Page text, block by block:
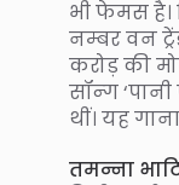
भी फेमस है।
नम्बर वन
करोड़ की
सॉन्ग
थीं। यह
तमन्ना